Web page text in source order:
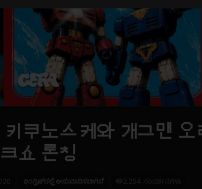
쿠노스케와 개그맨
쇼 론칭
ಇಂಗ್ಲಿಷ್‌ನಲ್ಲಿ ಅನುವಾದಿಸಲಾಗಿದೆ 2,254 ಸಂದರ್ಶನಗಳು